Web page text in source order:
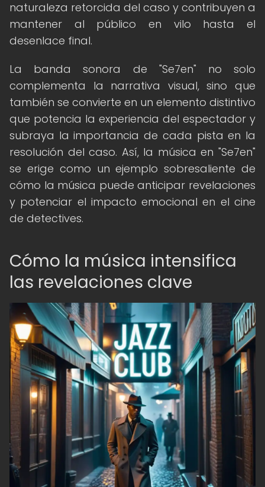
naturaleza retorcida del caso y contribuyen a
mantener al público en vilo hasta el
desenlace final.
La banda sonora de "Se7en" no solo
complementa la narrativa visual, sino que
también se convierte en un elemento distintivo
que potencia la experiencia del espectador y
subraya la importancia de cada pista en la
resolución del caso. Así, la música en "Se7en"
se erige como un ejemplo sobresaliente de
cómo la música puede anticipar revelaciones
y potenciar el impacto emocional en el cine
de detectives.
Cómo la música intensifica
las revelaciones clave